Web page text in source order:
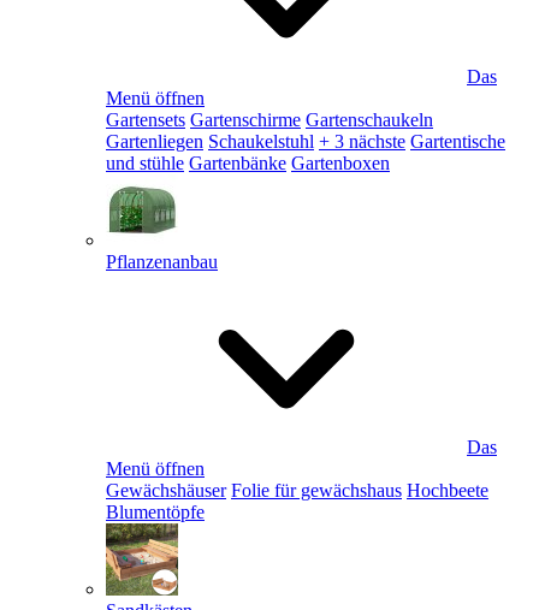
Das
Menü öffnen
Gartensets Gartenschirme Gartenschaukeln
Gartenliegen Schaukelstuhl + 3 nächste Gartentische
und stühle Gartenbänke Gartenboxen
Pflanzenanbau
Das
Menü öffnen
Gewächshäuser Folie für gewächshaus Hochbeete
Blumentöpfe